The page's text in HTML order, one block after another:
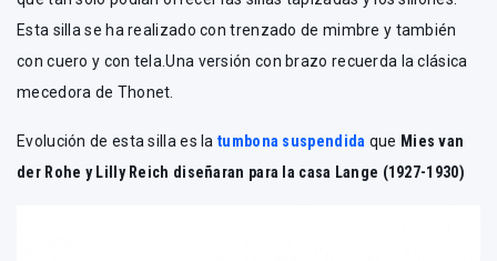
Esta silla se ha realizado con trenzado de mimbre y también
con cuero y con tela.Una versión con brazo recuerda la clásica
mecedora de Thonet.
Evolución de esta silla es la tumbona suspendida que Mies van
der Rohe y Lilly Reich diseñaran para la casa Lange (1927-1930)